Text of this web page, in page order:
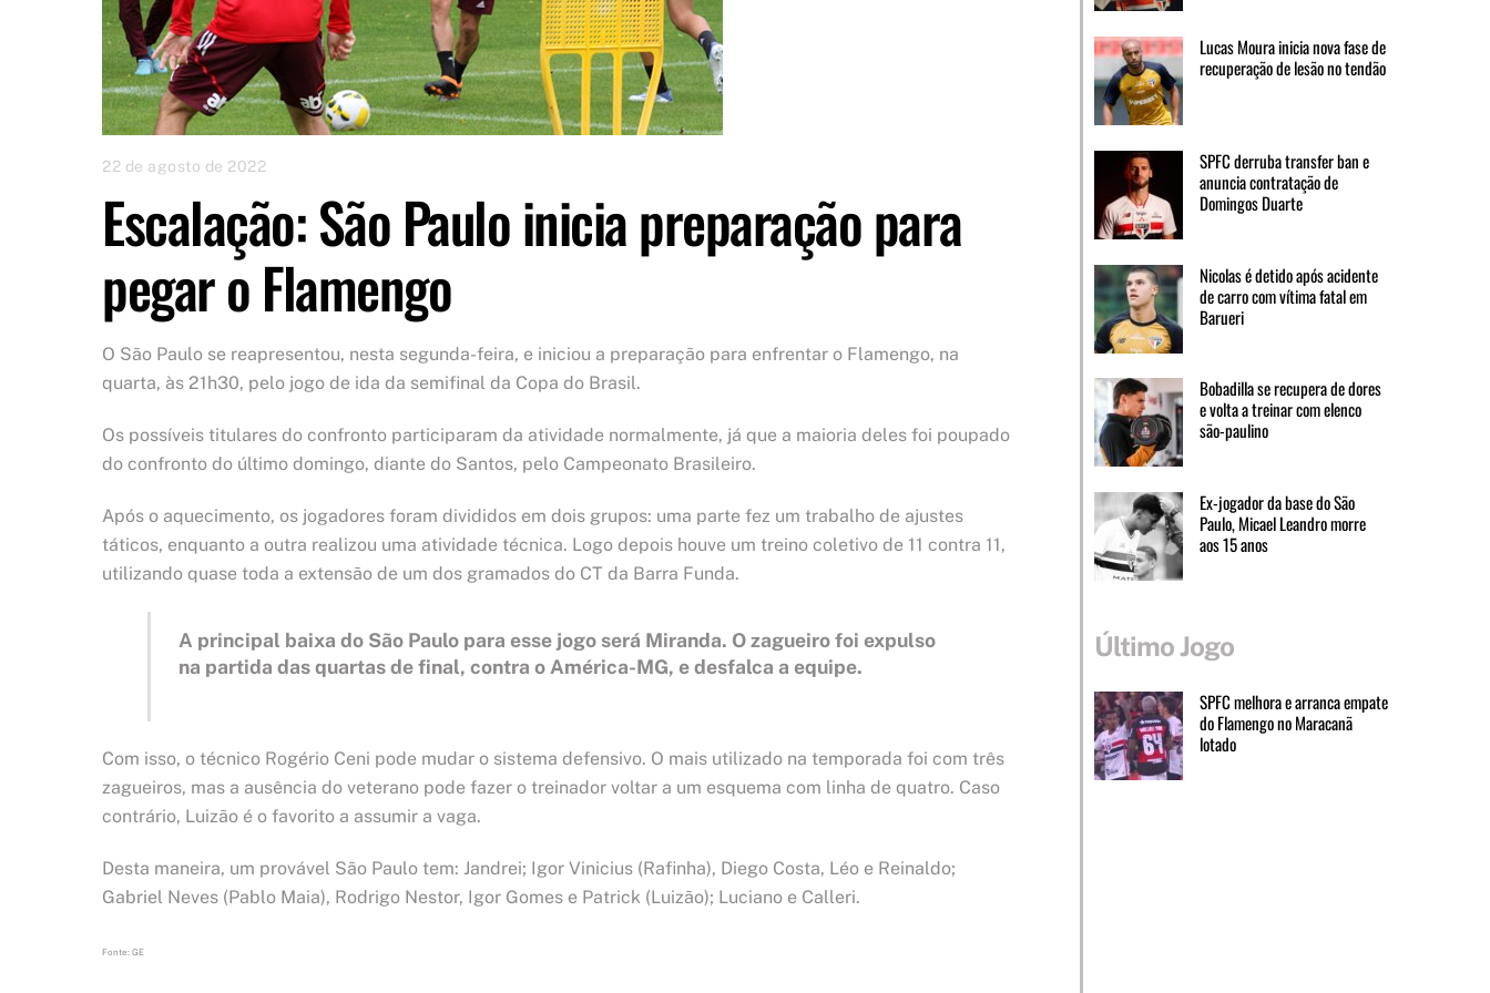
22 de agosto de 2022
Escalação: São Paulo inicia preparação para
pegar o Flamengo
O São Paulo se reapresentou, nesta segunda-feira, e iniciou a preparação para enfrentar o Flamengo, na
quarta, às 21h30, pelo jogo de ida da semifinal da Copa do Brasil.
Os possíveis titulares do confronto participaram da atividade normalmente, já que a maioria deles foi poupado
do confronto do último domingo, diante do Santos, pelo Campeonato Brasileiro.
Após o aquecimento, os jogadores foram divididos em dois grupos: uma parte fez um trabalho de ajustes
táticos, enquanto a outra realizou uma atividade técnica. Logo depois houve um treino coletivo de 11 contra 11,
utilizando quase toda a extensão de um dos gramados do CT da Barra Funda.
A principal baixa do São Paulo para esse jogo será Miranda. O zagueiro foi expulso
na partida das quartas de final, contra o América-MG, e desfalca a equipe.
Com isso, o técnico Rogério Ceni pode mudar o sistema defensivo. O mais utilizado na temporada foi com três
zagueiros, mas a ausência do veterano pode fazer o treinador voltar a um esquema com linha de quatro. Caso
contrário, Luizão é o favorito a assumir a vaga.
Desta maneira, um provável São Paulo tem: Jandrei; Igor Vinicius (Rafinha), Diego Costa, Léo e Reinaldo;
Gabriel Neves (Pablo Maia), Rodrigo Nestor, Igor Gomes e Patrick (Luizão); Luciano e Calleri.
Fonte: GE
Lucas Moura inicia nova fase de
recuperação de lesão no tendão
SPFC derruba transfer ban e
anuncia contratação de
Domingos Duarte
Nicolas é detido após acidente
de carro com vítima fatal em
Barueri
Bobadilla se recupera de dores
e volta a treinar com elenco
são-paulino
Ex-jogador da base do São
Paulo, Micael Leandro morre
aos 15 anos
Último Jogo
SPFC melhora e arranca empate
do Flamengo no Maracanã
lotado